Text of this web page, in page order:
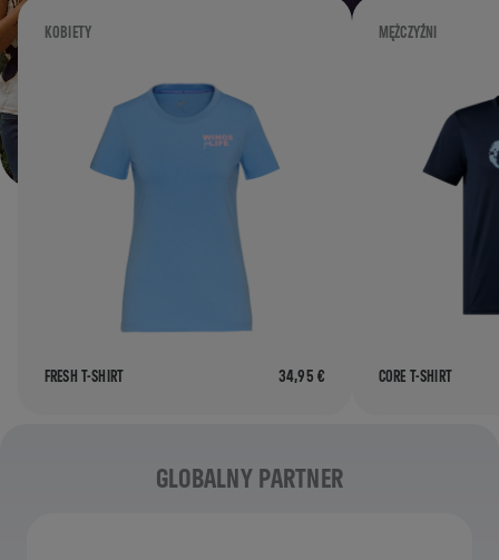
KOBIETY
FRESH T-SHIRT 34,95 €
MĘŻCZYŹNI
CORE T-SHIRT
GLOBALNY PARTNER